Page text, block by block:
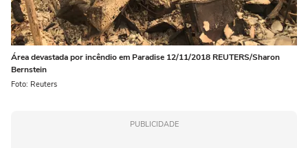
Área devastada por incêndio em Paradise 12/11/2018 REUTERS/Sharon
Bernstein
Foto: Reuters
PUBLICIDADE